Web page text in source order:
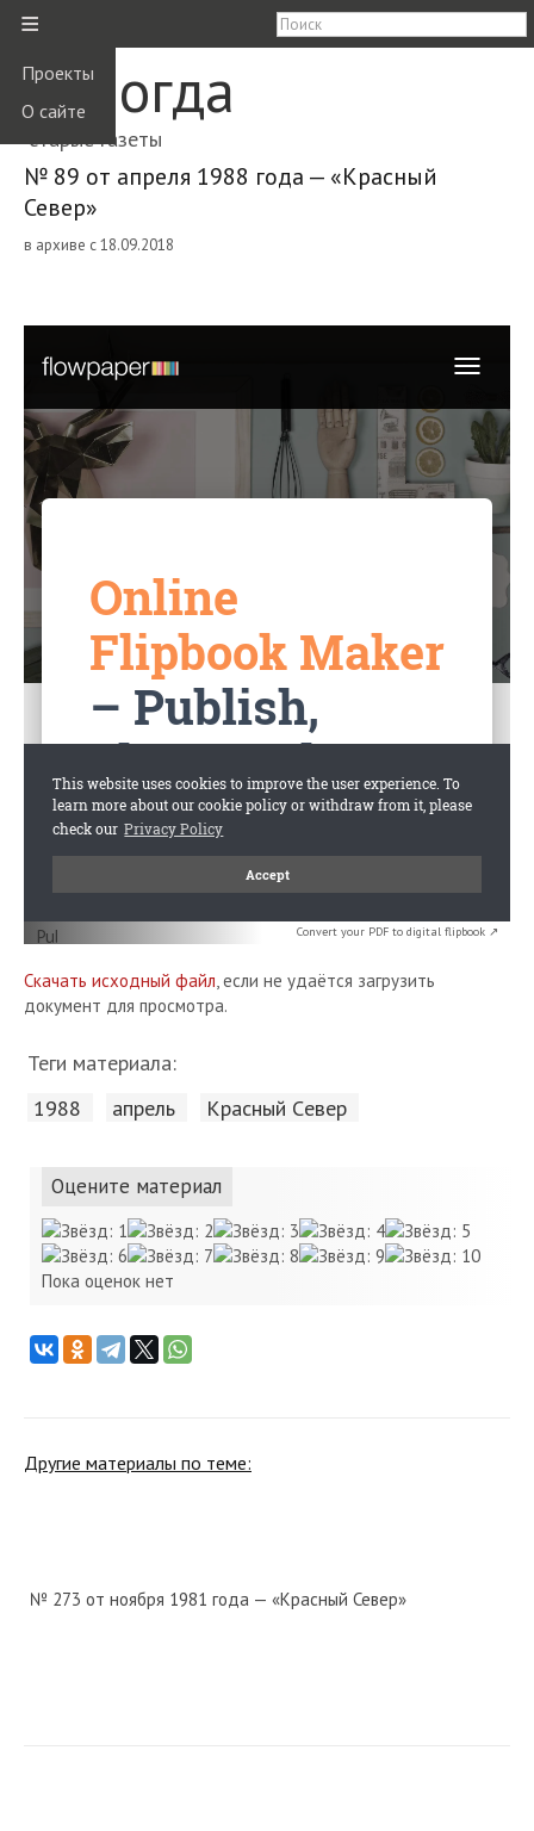
≡
Проекты
О сайте
Вологда
старые газеты
№ 89 от апреля 1988 года — «Красный
Север»
в архиве с 18.09.2018
Convert your PDF to digital flipbook ↗
Скачать исходный файл, если не удаётся загрузить
документ для просмотра.
Теги материала:
1988 апрель Красный Cевер
Оцените материал
Пока оценок нет
Другие материалы по теме:
№ 273 от ноября 1981 года — «Красный Север»